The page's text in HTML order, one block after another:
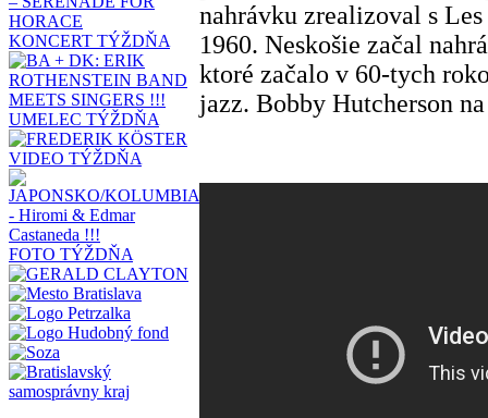
KONCERT TÝŽDŇA
UMELEC TÝŽDŇA
VIDEO TÝŽDŇA
FOTO TÝŽDŇA
nahrávku zrealizoval s
1960. Neskošie začal
ktoré začalo v 60-tych
jazz. Bobby Hutcherson